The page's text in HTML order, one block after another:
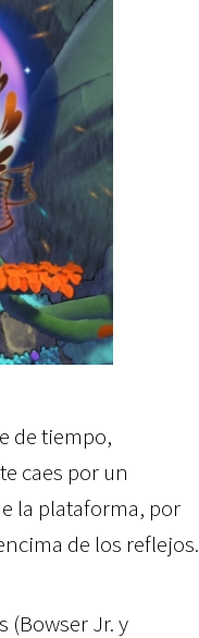
de tiempo,
caes por un
la plataforma, por
de los reflejos.
(Bowser Jr. y